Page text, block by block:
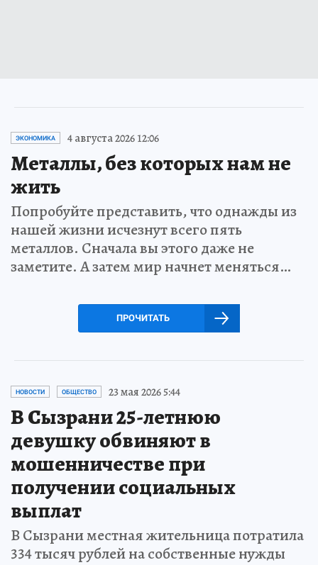
ЭКОНОМИКА 4 августа 2026 12:06
Металлы, без которых нам не
жить
Попробуйте представить, что однажды из
нашей жизни исчезнут всего пять
металлов. Сначала вы этого даже не
заметите. А затем мир начнет меняться…
ПРОЧИТАТЬ
НОВОСТИ ОБЩЕСТВО 23 мая 2026 5:44
В Сызрани 25-летнюю
девушку обвиняют в
мошенничестве при
получении социальных
выплат
В Сызрани местная жительница потратила
334 тысяч рублей на собственные нужды